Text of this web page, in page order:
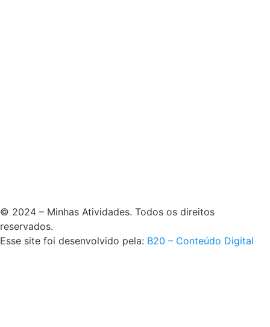
© 2024 – Minhas Atividades. Todos os direitos
reservados.
Esse site foi desenvolvido pela: B20 – Conteúdo Digital